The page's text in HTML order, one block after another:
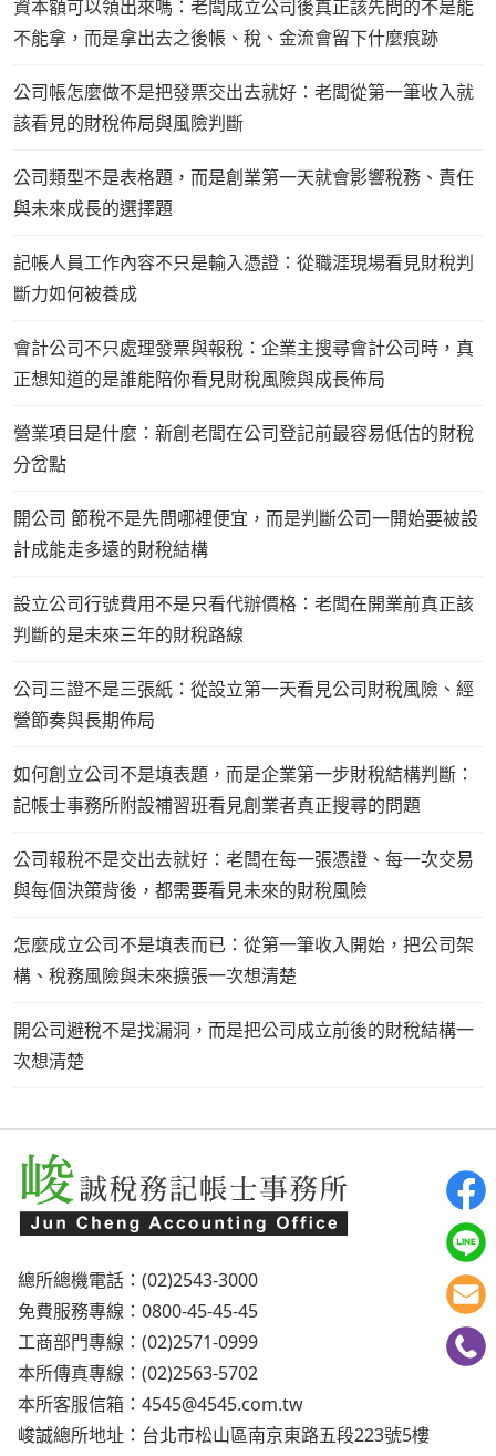
資本額可以領出來嗎：老闆成立公司後真正該先問的不是能
不能拿，而是拿出去之後帳、稅、金流會留下什麼痕跡
公司帳怎麼做不是把發票交出去就好：老闆從第一筆收入就
該看見的財稅佈局與風險判斷
公司類型不是表格題，而是創業第一天就會影響稅務、責任
與未來成長的選擇題
記帳人員工作內容不只是輸入憑證：從職涯現場看見財稅判
斷力如何被養成
會計公司不只處理發票與報稅：企業主搜尋會計公司時，真
正想知道的是誰能陪你看見財稅風險與成長佈局
營業項目是什麼：新創老闆在公司登記前最容易低估的財稅
分岔點
開公司 節稅不是先問哪裡便宜，而是判斷公司一開始要被設
計成能走多遠的財稅結構
設立公司行號費用不是只看代辦價格：老闆在開業前真正該
判斷的是未來三年的財稅路線
公司三證不是三張紙：從設立第一天看見公司財稅風險、經
營節奏與長期佈局
如何創立公司不是填表題，而是企業第一步財稅結構判斷：
記帳士事務所附設補習班看見創業者真正搜尋的問題
公司報稅不是交出去就好：老闆在每一張憑證、每一次交易
與每個決策背後，都需要看見未來的財稅風險
怎麼成立公司不是填表而已：從第一筆收入開始，把公司架
構、稅務風險與未來擴張一次想清楚
開公司避稅不是找漏洞，而是把公司成立前後的財稅結構一
次想清楚
總所總機電話：(02)2543-3000
免費服務專線：0800-45-45-45
工商部門專線：(02)2571-0999
本所傳真專線：(02)2563-5702
本所客服信箱： 4545@4545.com.tw
峻誠總所地址：台北市松山區南京東路五段223號5樓